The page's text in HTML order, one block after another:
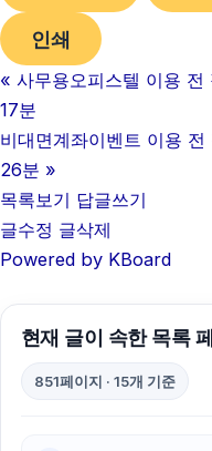
인쇄
« 사무용오피스텔 이용
17분
비대면계좌이벤트 이용
26분 »
목록보기 답글쓰기
글수정 글삭제
Powered by KBoard
현재 글이 속한 목록
851페이지 · 15개 기준